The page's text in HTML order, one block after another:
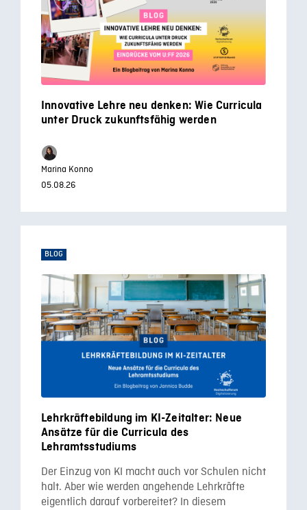
Innovative Lehre neu denken: Wie Curricula
unter Druck zukunftsfähig werden
Marina Konno
05.08.26
BLOG
Lehrkräftebildung im KI-Zeitalter: Neue
Ansätze für die Curricula des
Lehramtsstudiums
Der Einzug von KI macht auch vor Schulen nicht
halt. Aber wie werden angehende Lehrkräfte
eigentlich darauf vorbereitet? In diesem